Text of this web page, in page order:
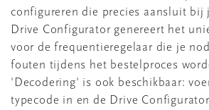
configureren die precies aansluit bij
Drive Configurator genereert het
voor de frequentieregelaar die je
fouten tijdens het bestelproces
'Decodering' is ook beschikbaar:
typecode in en de Drive